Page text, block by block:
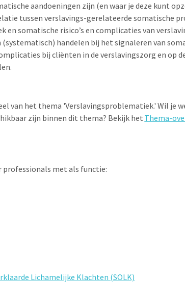
aandoeningen zijn (en waar je deze kunt
tussen verslavings-gerelateerde somatische
en somatische risico’s en complicaties van
handelen bij het signaleren van
bij cliënten in de verslavingszorg en op
van het thema 'Verslavingsproblematiek.' Wil je
zijn binnen dit thema? Bekijk het Thema-
met als functie:
Lichamelijke Klachten (SOLK)